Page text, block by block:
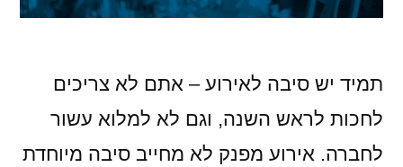
תמיד יש סיבה לאירוע – אתם לא צריכים
לחכות לראש השנה, וגם לא למלוא עשור
לחברה. אירוע מפנק לא מחייב סיבה מיוחדת